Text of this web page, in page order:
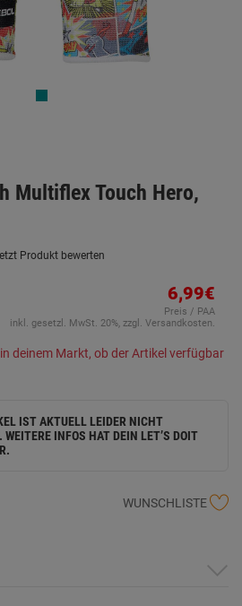
Multiflex Touch Hero,
Produkt bewerten
6,99€
Preis / PAA
inkl. gesetzl. MwSt. 20%, zzgl. Versandkosten.
deinem Markt, ob der Artikel verfügbar
IST AKTUELL LEIDER NICHT
WEITERE INFOS HAT DEIN LET’S DOIT
WUNSCHLISTE